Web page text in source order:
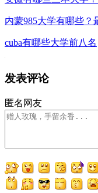
内蒙985大学有哪些？
cuba有哪些大学前八名
发表评论
匿名网友